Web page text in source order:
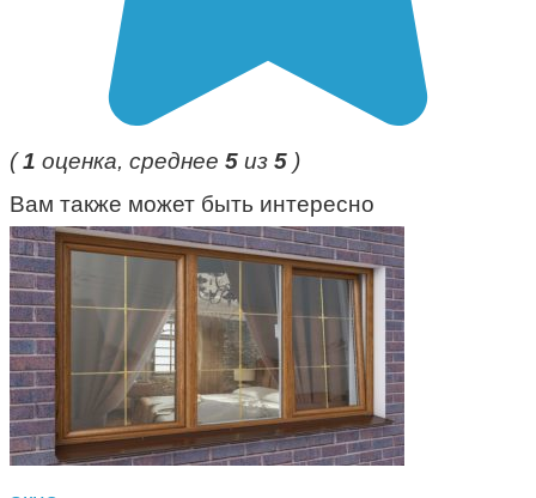
(1 оценка, среднее 5 из 5 )
Вам также может быть интересно